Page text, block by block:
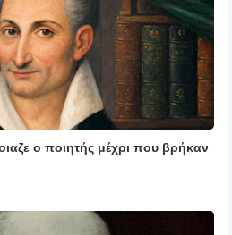
ο ποιητής μέχρι που βρήκαν